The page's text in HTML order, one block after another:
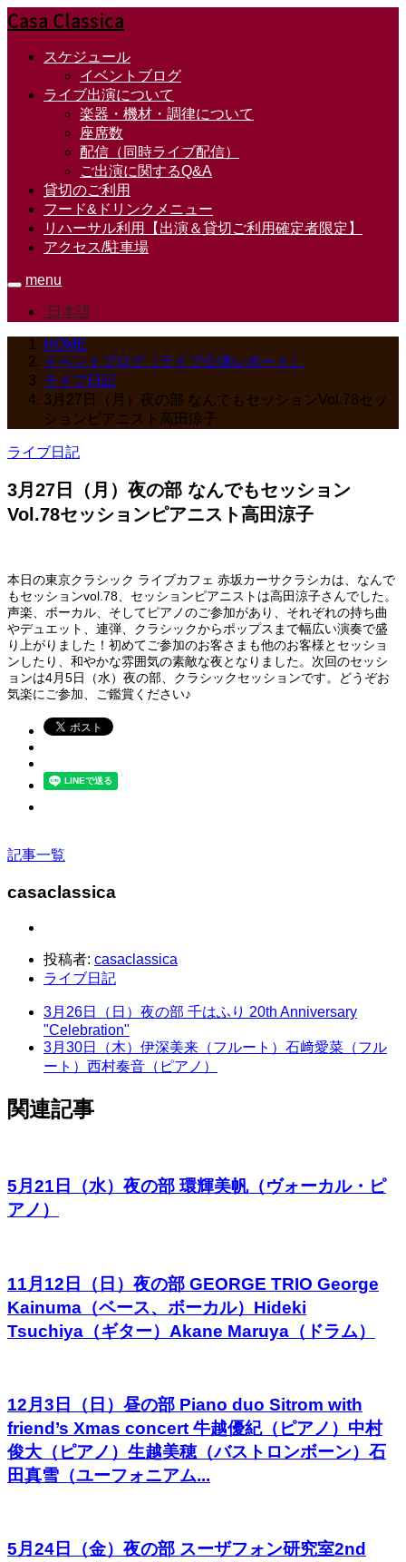
Casa Classica
スケジュール
イベントブログ
ライブ出演について
楽器・機材・調律について
座席数
配信（同時ライブ配信）
ご出演に関するQ&A
貸切のご利用
フード&ドリンクメニュー
リハーサル利用【出演＆貸切ご利用確定者限定】
アクセス/駐車場
menu
日本語
HOME
イベントブログ（ライブ公演レポート）
ライブ日記
3月27日（月）夜の部 なんでもセッションVol.78セッ
ションピアニスト高田涼子
ライブ日記
3月27日（月）夜の部 なんでもセッション
Vol.78セッションピアニスト高田涼子
本日の東京クラシック ライブカフェ 赤坂カーサクラシカは、なんで
もセッションvol.78、セッションピアニストは高田涼子さんでした。
声楽、ボーカル、そしてピアノのご参加があり、それぞれの持ち曲
やデュエット、連弾、クラシックからポップスまで幅広い演奏で盛
り上がりました！初めてご参加のお客さまも他のお客様とセッショ
ンしたり、和やかな雰囲気の素敵な夜となりました。次回のセッシ
ョンは4月5日（水）夜の部、クラシックセッションです。どうぞお
気楽にご参加、ご鑑賞ください♪
記事一覧
casaclassica
投稿者: casaclassica
ライブ日記
3月26日（日）夜の部 千はふり 20th Anniversary
"Celebration"
3月30日（木）伊深美来（フルート）石﨑愛菜（フル
ート）西村奏音（ピアノ）
関連記事
5月21日（水）夜の部 環輝美帆（ヴォーカル・ピ
アノ）
11月12日（日）夜の部 GEORGE TRIO George
Kainuma（ベース、ボーカル）Hideki
Tsuchiya（ギター）Akane Maruya（ドラム）
12月3日（日）昼の部 Piano duo Sitrom with
friend’s Xmas concert 牛越優紀（ピアノ）中村
俊大（ピアノ）生越美穂（バストロンボーン）石
田真雪（ユーフォニアム...
5月24日（金）夜の部 スーザフォン研究室2nd